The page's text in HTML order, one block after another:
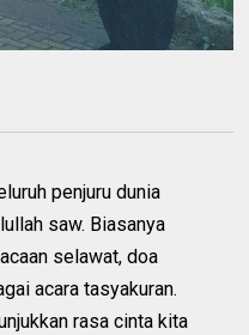
penjuru dunia
saw. Biasanya
selawat, doa
acara tasyakuran.
rasa cinta kita